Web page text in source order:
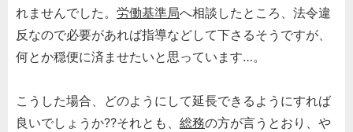
れませんでした。 労働基準局へ相談したところ、法令違
反なので必要があれば指導などして下さるそうですが、
何とか穏便に済ませたいと思っています…。
こうした場合、どのようにして延長できるようにすれば
良いでしょうか⁇それとも、 総務の方が言うとおり、や